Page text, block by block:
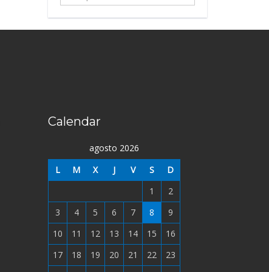
...
Calendar
agosto 2026
L
M X J V S
D
1
2
3
4 5 6 7 8
9
10
11 12 13 14 15
16
17
18 19 20 21 22
23